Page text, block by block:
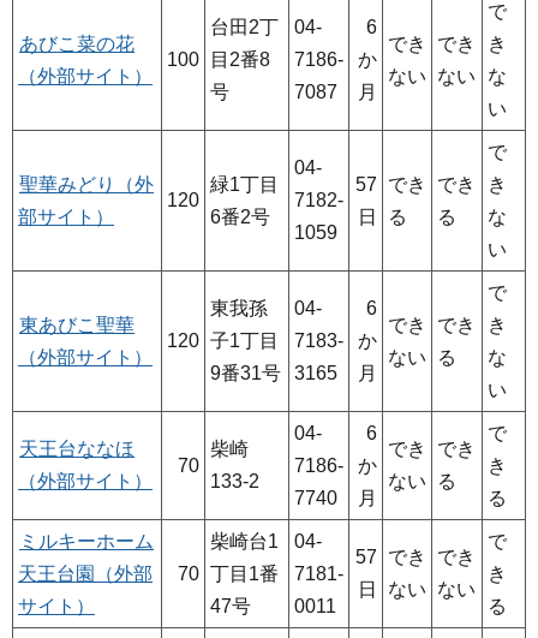
あびこ菜の花
（外部サイト）
100
台田2丁
目2番8
号
04-
7186-
7087
6
か
月
でき
ない
でき
ない
で
き
な
い
聖華みどり（外
部サイト）
120
緑1丁目
6番2号
04-
7182-
1059
57
日
でき
る
でき
る
で
き
な
い
東あびこ聖華
（外部サイト）
120
東我孫
子1丁目
9番31号
04-
7183-
3165
6
か
月
でき
ない
でき
る
で
き
な
い
天王台ななほ
（外部サイト）
70
柴崎
133-2
04-
7186-
7740
6
か
月
でき
ない
でき
る
で
き
る
ミルキーホーム
天王台園（外部
サイト）
70
柴崎台1
丁目1番
47号
04-
7181-
0011
57
日
でき
ない
でき
ない
で
き
る